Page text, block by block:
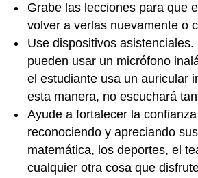
Grabe las lecciones para que
volver a verlas nuevamente o
Use dispositivos
pueden usar un micrófono
el estudiante usa un auricular
esta manera, no escuchará
Ayude a fortalecer la
reconociendo y apreciando
matemática, los deportes, el
cualquier otra cosa que